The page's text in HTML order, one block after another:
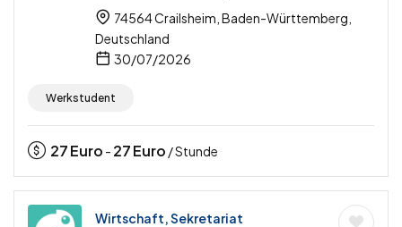
74564 Crailsheim, Baden-Württemberg,
Deutschland
30/07/2026
Werkstudent
27Euro - 27Euro / Stunde
Wirtschaft, Sekretariat